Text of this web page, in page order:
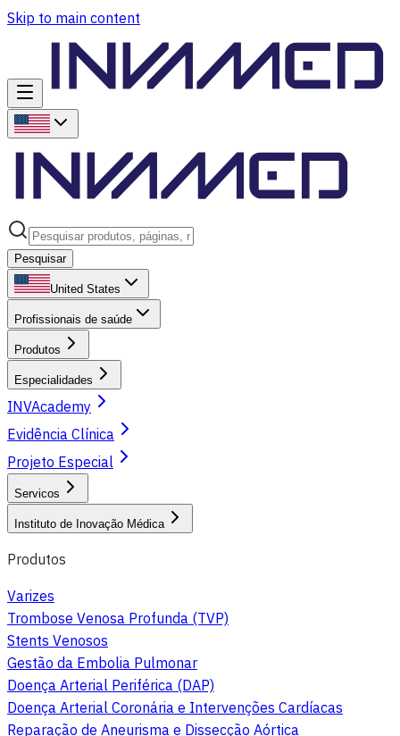
Skip to main content
Pesquisar
United States
Profissionais de saúde
Produtos
Especialidades
INVAcademy
Evidência Clínica
Projeto Especial
Servicos
Instituto de Inovação Médica
Produtos
Varizes
Trombose Venosa Profunda (TVP)
Stents Venosos
Gestão da Embolia Pulmonar
Doença Arterial Periférica (DAP)
Doença Arterial Coronária e Intervenções Cardíacas
Reparação de Aneurisma e Dissecção Aórtica